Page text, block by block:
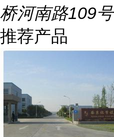
桥河南路109号
推荐产品